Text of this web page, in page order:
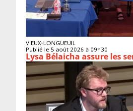
VIEUX-LONGUEUIL
Publié le 5 août 2026 à 09h30
Lysa Bélaicha assure les